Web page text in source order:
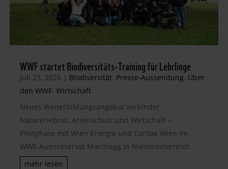
WWF startet Biodiversitäts-Training für Lehrlinge
Juli 23, 2026 | Biodiversität, Presse-Aussendung, Über
den WWF, Wirtschaft
Neues Weiterbildungsangebot verbindet
Naturerlebnis, Artenschutz und Wirtschaft –
Pilotphase mit Wien Energie und Caritas Wien im
WWF-Auenreservat Marchegg in Niederösterreich
mehr lesen